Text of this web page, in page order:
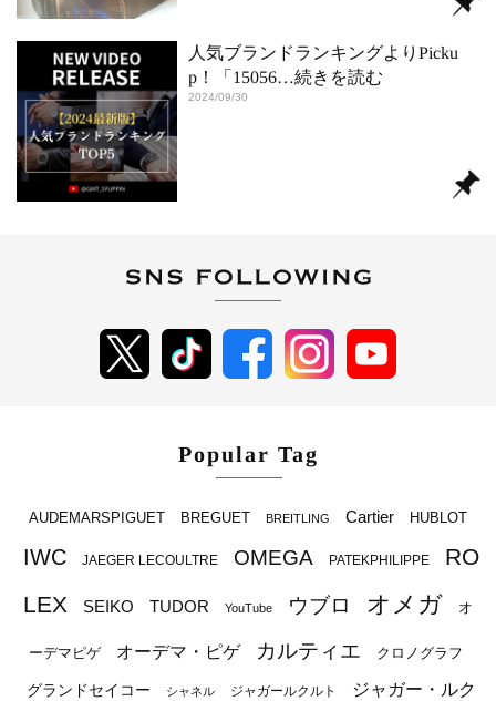
人気ブランドランキングよりPicku
p！「15056…続きを読む
2024/09/30
Popular Tag
AUDEMARSPIGUET BREGUET BREITLING Cartier HUBLOT
IWC JAEGER LECOULTRE OMEGA PATEKPHILIPPE
RO
LEX
SEIKO TUDOR YouTube ウブロ オメガ オ
ーデマピゲ オーデマ・ピゲ カルティエ クロノグラフ
グランドセイコー シャネル ジャガールクルト
ジャガー・ルク